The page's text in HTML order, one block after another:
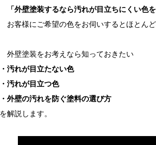
「外壁塗装するなら汚れが目立ちにくい色
お客様にご希望の色をお伺いするとほとんど
外壁塗装をお考えなら知っておきたい
・汚れが目立たない色
・汚れが目立つ色
・外壁の汚れを防ぐ塗料の選び方
を解説します。